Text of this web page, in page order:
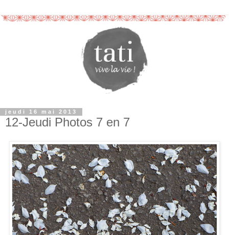
jeudi 16 mai 2013
12-Jeudi Photos 7 en 7